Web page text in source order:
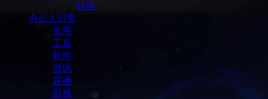
社区
办公人日常
常用
工具
软件
资讯
直播
影视